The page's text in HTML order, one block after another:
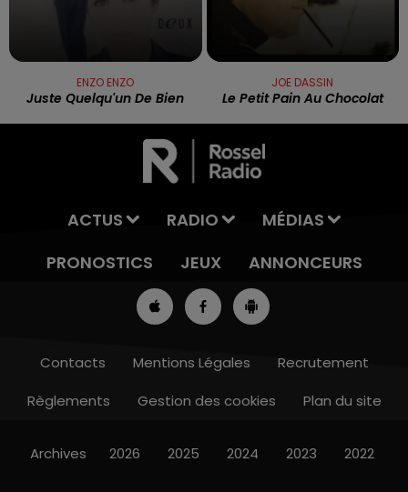
13h00 - 16h00
ENZO ENZO
Juste Quelqu'un De Bien
JOE DASSIN
Le Petit Pain Au Chocolat
ACTUS RADIO
MÉDIAS
PRONOSTICS
JEUX ANNONCEURS
Contacts Mentions Légales
Recrutement
Règlements
Gestion des cookies Plan du site
Archives 2026 2025 2024 2023 2022